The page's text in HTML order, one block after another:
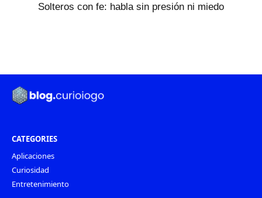
Solteros con fe: habla sin presión ni miedo
CATEGORIES
Aplicaciones
Curiosidad
Entretenimiento